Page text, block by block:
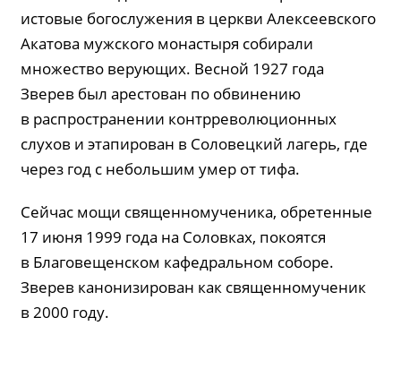
истовые богослужения в церкви Алексеевского
Акатова мужского монастыря собирали
множество верующих. Весной 1927 года
Зверев был арестован по обвинению
в распространении контрреволюционных
слухов и этапирован в Соловецкий лагерь, где
через год с небольшим умер от тифа.
Сейчас мощи священномученика, обретенные
17 июня 1999 года на Соловках, покоятся
в Благовещенском кафедральном соборе.
Зверев канонизирован как священномученик
в 2000 году.